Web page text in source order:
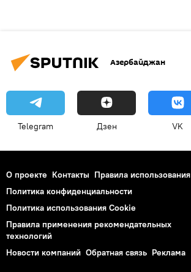
Азербайджан
Telegram Дзен VK
О проекте Контакты Правила использования
Политика конфиденциальности
Политика использования Cookie
Правила применения рекомендательных
технологий
Новости компаний Обратная связь Реклама